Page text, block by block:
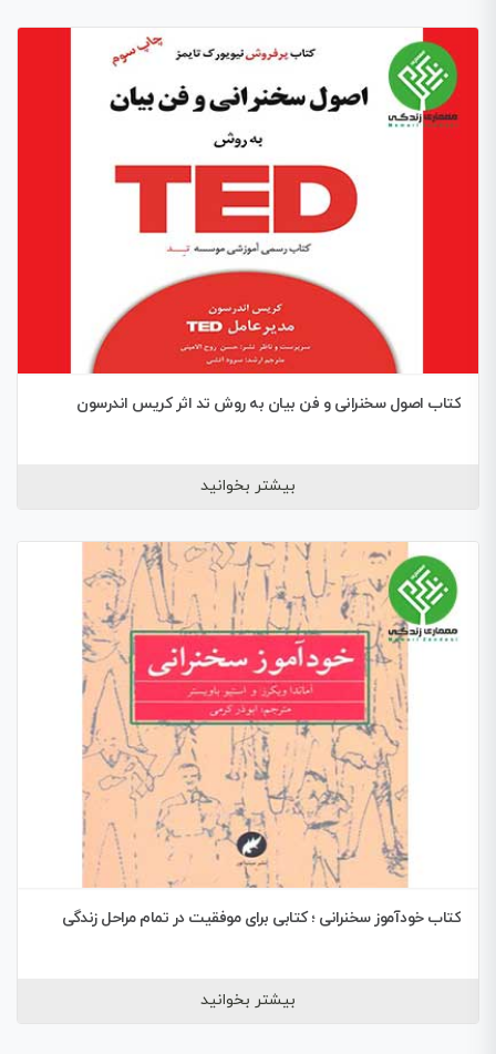
کتاب اصول سخنرانی و فن بیان به روش تد اثر کریس اندرسون
بیشتر بخوانید
کتاب خودآموز سخنرانی ؛ کتابی برای موفقیت در تمام مراحل زندگی
بیشتر بخوانید